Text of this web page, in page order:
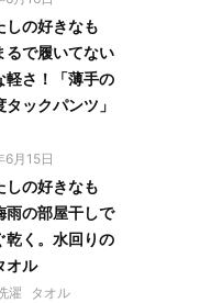
しの好きなも
るで履いてない
軽さ！「薄手の
タックパンツ」
6月15日
しの好きなも
雨の部屋干しで
乾く。水回りの
オル
濯 タオル